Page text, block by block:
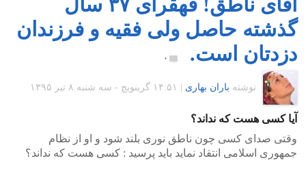
گذشته حاصل ولی فقیه و فرزندان
دزدتان است.
۰
نوشته باران بهاری ۱۴:۵۱ گرينويچ - سه شنبه ۸ تیر ۱۳۹۵
آیا کسی هست که نداند؟
وقتی صدای کسی چون ناطق نوری بلند شود و او از نظام
جمهوری اسلامی انتقاد نماید باید پرسید : کسی هست که نداند؟